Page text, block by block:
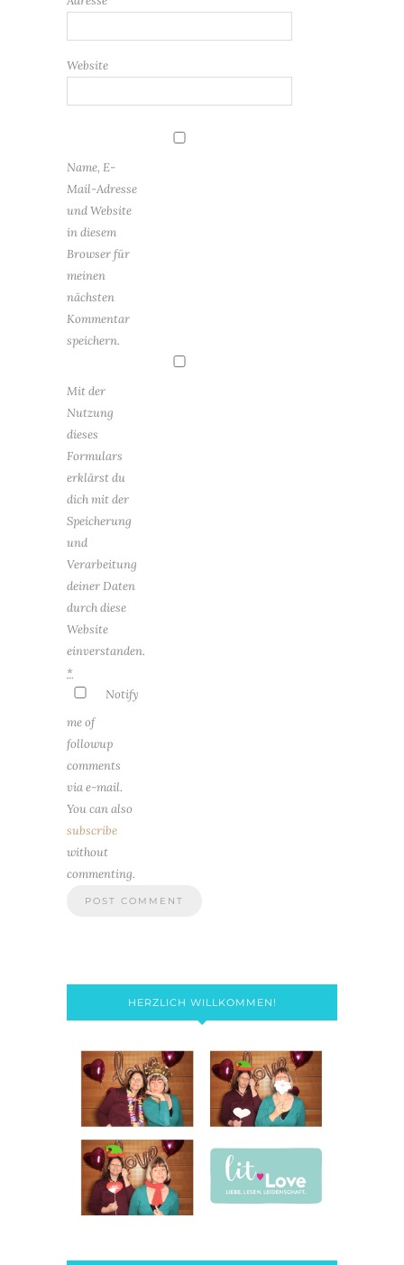
Website
Name, E-
Mail-Adresse
und Website
in diesem
Browser für
meinen
nächsten
Kommentar
speichern.
Mit der
Nutzung
dieses
Formulars
erklärst du
dich mit der
Speicherung
und
Verarbeitung
deiner Daten
durch diese
Website
einverstanden.
*
Notify
me of
followup
comments
via e-mail.
You can also
subscribe
without
commenting.
HERZLICH WILLKOMMEN!